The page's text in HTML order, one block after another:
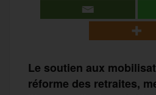
Le soutien aux
réforme des retraites,